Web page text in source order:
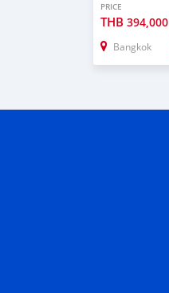
PRICE
THB 394,000
Bangkok